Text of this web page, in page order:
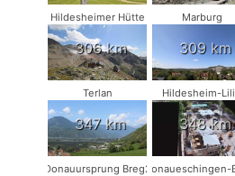
Hildesheimer Hütte
306 km
Marburg
309 km
Terlan
347 km
Hildesheim-
348 km
Donauursprung Breg2Donaueschingen-